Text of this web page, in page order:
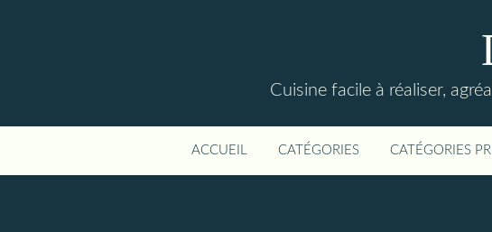
Cuisine facile à réaliser,
ACCUEIL CATÉGORIES CATÉGORIES